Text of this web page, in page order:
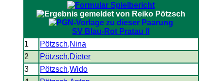
SV Blau-Rot Pratau II
1 Pötzsch,Nina
2
Pötzsch,Dieter
3
Pötzsch,Wido